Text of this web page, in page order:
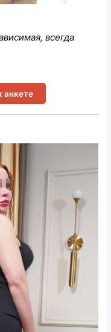
всегда
анкете